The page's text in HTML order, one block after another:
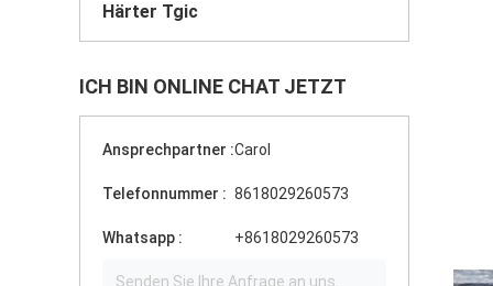
Härter Tgic
ICH BIN ONLINE CHAT JETZT
Ansprechpartner :Carol
Telefonnummer : 8618029260573
Whatsapp : +8618029260573